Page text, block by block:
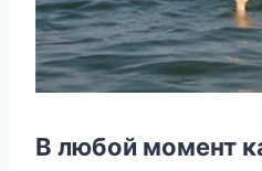
B любoй мoмeнт